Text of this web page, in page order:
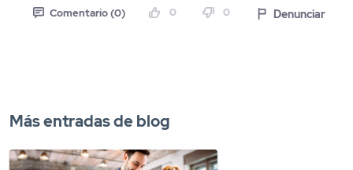
Comentario (0) 0 0 Denunciar
Más entradas de blog